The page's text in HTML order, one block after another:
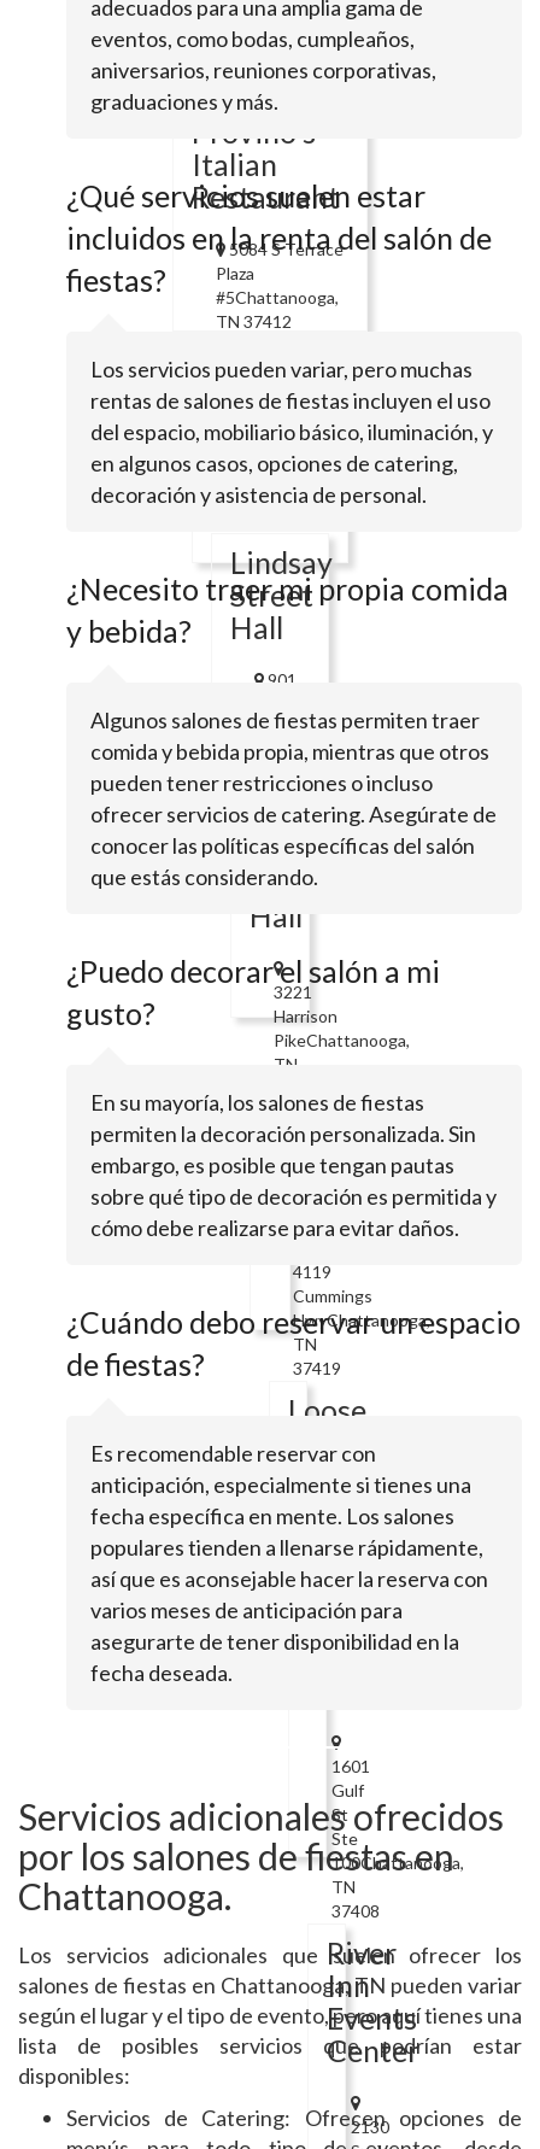
1441 N Smith
RdChattanooga, TN
Provino's
Italian
Restaurant
5084 S Terrace
Plaza
#5Chattanooga,
TN 37412
Epicurean
Restaurant
Ringgold
RdChattanooga,
Lindsay
Street
Hall
901
StChattanooga,
TN
37402
Century
Club
Banquet
Hall
3221
Harrison
PikeChattanooga,
TN
The
Venue
Chattanooga
4119
Cummings
HwyChattanooga,
TN
37419
Loose
Cannon
1800
Rossville
AveChattanooga,
TN
37408
The
1601
Gulf
St
Ste
100Chattanooga,
TN
37408
River
Inn
Events
Center
2130
adecuados para una amplia gama de
eventos, como bodas, cumpleaños,
aniversarios, reuniones corporativas,
graduaciones y más.
¿Qué servicios suelen estar
incluidos en la renta del salón de
fiestas?
Los servicios pueden variar, pero muchas
rentas de salones de fiestas incluyen el uso
del espacio, mobiliario básico, iluminación, y
en algunos casos, opciones de catering,
decoración y asistencia de personal.
¿Necesito traer mi propia comida
y bebida?
Algunos salones de fiestas permiten traer
comida y bebida propia, mientras que otros
pueden tener restricciones o incluso
ofrecer servicios de catering. Asegúrate de
conocer las políticas específicas del salón
que estás considerando.
¿Puedo decorar el salón a mi
gusto?
En su mayoría, los salones de fiestas
permiten la decoración personalizada. Sin
embargo, es posible que tengan pautas
sobre qué tipo de decoración es permitida y
cómo debe realizarse para evitar daños.
¿Cuándo debo reservar un espacio
de fiestas?
Es recomendable reservar con
anticipación, especialmente si tienes una
fecha específica en mente. Los salones
populares tienden a llenarse rápidamente,
así que es aconsejable hacer la reserva con
varios meses de anticipación para
asegurarte de tener disponibilidad en la
fecha deseada.
Servicios adicionales ofrecidos
por los salones de fiestas en
Chattanooga.
Los servicios adicionales que suelen ofrecer los
salones de fiestas en Chattanooga, TN pueden variar
según el lugar y el tipo de evento, pero aquí tienes una
lista de posibles servicios que podrían estar
disponibles:
Servicios de Catering: Ofrecen opciones de